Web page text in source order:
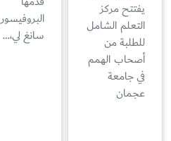
يفتتح مركز
التعلم الشامل
للطلبة من
أصحاب الهمم
في جامعة
عجمان
البروفيسور
سانغ لي،…